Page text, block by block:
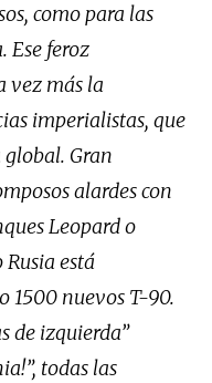
como para las
Ese feroz
vez más la
imperialistas, que
global. Gran
alardes con
Leopard o
está
1500 nuevos T-90.
de izquierda”
todas las